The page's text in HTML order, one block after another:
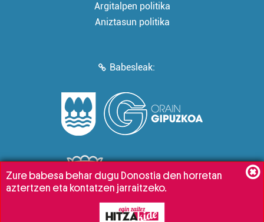
Argitalpen politika
Aniztasun politika
Babesleak:
Zure babesa behar dugu Donostia den horretan
aztertzen eta kontatzen jarraitzeko.